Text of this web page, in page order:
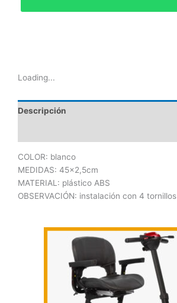
Loading...
Descripción
COLOR: blanco
MEDIDAS: 45×2,5cm
MATERIAL: plástico ABS
OBSERVACIÓN: instalación con 4 tornillos